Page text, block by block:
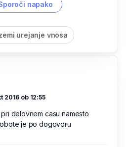
napako
urejanje vnosa
2016 ob 12:55
delovnem casu namesto
je po dogovoru